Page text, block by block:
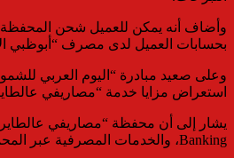
بحسابات العميل لدى مصرف “أبوظبي
وعلى صعيد مبادرة “اليوم العربي
استعراض مزايا خدمة “مصاريفي
Banking، والخدمات المصرفية عبر المحمول Mobile Banking، وخدمات الصراف الآلي ATM، وغيرها من الحلول البنكية البديلة.